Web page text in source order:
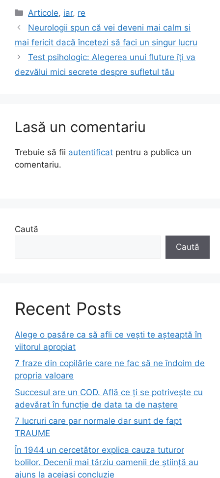
Categorii
Articole, iar, re
Neurologii spun că vei deveni mai calm si
mai fericit dacă încetezi să faci un singur lucru
Test psihologic: Alegerea unui fluture îți va
dezvălui mici secrete despre sufletul tău
Lasă un comentariu
Trebuie să fii autentificat pentru a publica un
comentariu.
Caută
Caută
Recent Posts
Alege o pasăre ca să afli ce vești te așteaptă în
viitorul apropiat
7 fraze din copilărie care ne fac să ne îndoim de
propria valoare
Succesul are un COD. Află ce ți se potrivește cu
adevărat în funcție de data ta de naștere
7 lucruri care par normale dar sunt de fapt
TRAUME
În 1944 un cercetător explica cauza tuturor
bolilor. Decenii mai târziu oamenii de știință au
ajuns la aceiași concluzie